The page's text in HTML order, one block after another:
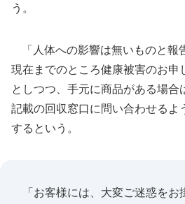
う。
「人体への影響は無いものと報
現在までのところ健康被害のお申
としつつ、手元に商品がある場合
記載の回収窓口に問い合わせるよ
するという。
「お客様には、大変ご迷惑を